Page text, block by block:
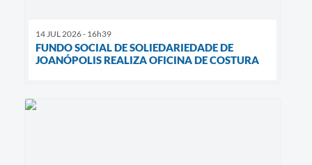
14 JUL 2026 - 16h39
FUNDO SOCIAL DE SOLIEDARIEDADE DE
JOANÓPOLIS REALIZA OFICINA DE COSTURA